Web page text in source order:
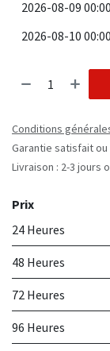
Conditions
Garantie satisfait
Livraison : 2-3 jours
Prix
24 Heures
48 Heures
72 Heures
96 Heures